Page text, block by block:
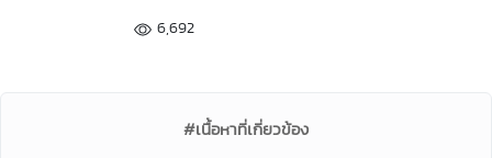
6,692
#เนื้อหาที่เกี่ยวข้อง